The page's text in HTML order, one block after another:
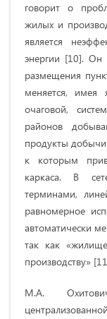
говорит о
жилых и
является
энергии [10]. Он
размещения
меняется, имея
очаговой,
районов
продукты
к которым
каркаса. В
терминами,
равномерное
автоматически
так как
производству»
М.А. Охитович